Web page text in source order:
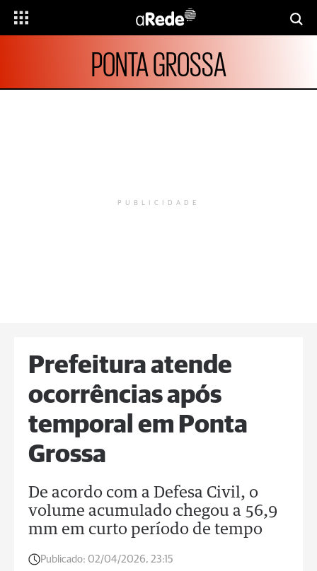
PONTA GROSSA
PUBLICIDADE
Prefeitura atende
ocorrências após
temporal em Ponta
Grossa
De acordo com a Defesa Civil, o
volume acumulado chegou a 56,9
mm em curto período de tempo
Publicado: 02/04/2026, 23:15